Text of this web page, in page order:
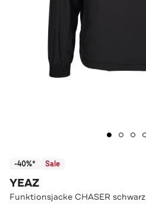
-40%* Sale
YEAZ
Funktionsjacke CHASER schwarz